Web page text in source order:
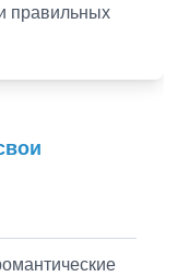
правильных